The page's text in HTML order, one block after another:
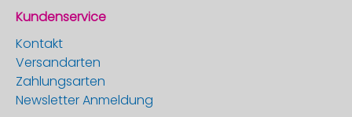
Kundenservice
Kontakt
Versandarten
Zahlungsarten
Newsletter Anmeldung